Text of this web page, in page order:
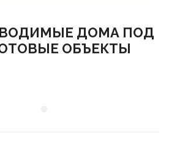
ДОМА ПОД
ОБЪЕКТЫ